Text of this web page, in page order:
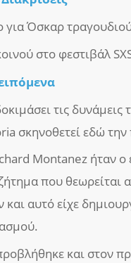
Όσκαρ
στο φεστιβάλ
τις
σκηνοθετεί εδώ
Montanez ήταν ο
που θεωρείται
και αυτό είχε
και στον